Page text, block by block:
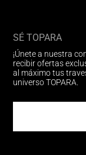
SÉ TOPARA
¡Únete a nuestra
recibir ofertas
al máximo tus
universo TOPARA.